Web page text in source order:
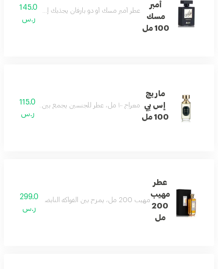
أمبر
مسك
100 مل
عطر أمبر مسك أو دو بارفان يجذبك إلى عالم من الأناقة
145.0
ر.س
ماريج
إس بي
100 مل
معراج ١٠٠ مل، عطر للجنسين يجمع بين ثراء النفحات الشرقية والخشبية. يترك أثرًا مريحًا يدوم طويلًا
115.0
ر.س
عطر
مهيب
200
مل
مهيب 200 مل، يمزج بين الفواكه النابضة بالحياة، وإبرة الراعي، والبنفسج، وزهرة البرتقال، ومسك الروم، والعنبر، وخشب الأرز، والفانيليا لرائحة لا تُنسى
299.0
ر.س